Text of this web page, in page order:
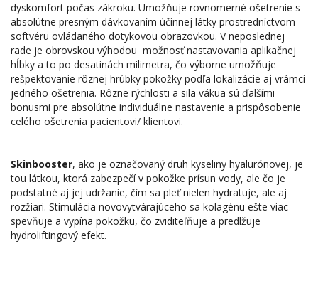
dyskomfort počas zákroku. Umožňuje rovnomerné ošetrenie s
absolútne presným dávkovaním účinnej látky prostredníctvom
softvéru ovládaného dotykovou obrazovkou. V neposlednej
rade je obrovskou výhodou možnosť nastavovania aplikačnej
hĺbky a to po desatinách milimetra, čo výborne umožňuje
rešpektovanie rôznej hrúbky pokožky podľa lokalizácie aj vrámci
jedného ošetrenia. Rôzne rýchlosti a sila vákua sú ďalšími
bonusmi pre absolútne individuálne nastavenie a prispôsobenie
celého ošetrenia pacientovi/ klientovi.
Skinbooster, ako je označovaný druh kyseliny hyalurónovej, je
tou látkou, ktorá zabezpečí v pokožke prísun vody, ale čo je
podstatné aj jej udržanie, čím sa pleť nielen hydratuje, ale aj
rozžiari. Stimulácia novovytvárajúceho sa kolagénu ešte viac
spevňuje a vypína pokožku, čo zviditeľňuje a predlžuje
hydroliftingový efekt.